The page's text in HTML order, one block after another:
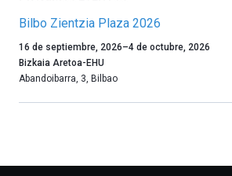
Bilbo Zientzia Plaza 2026
Un
año
más,
16 de septiembre, 2026–4 de octubre, 2026
Bizkaia Aretoa-EHU
Abandoibarra, 3, Bilbao